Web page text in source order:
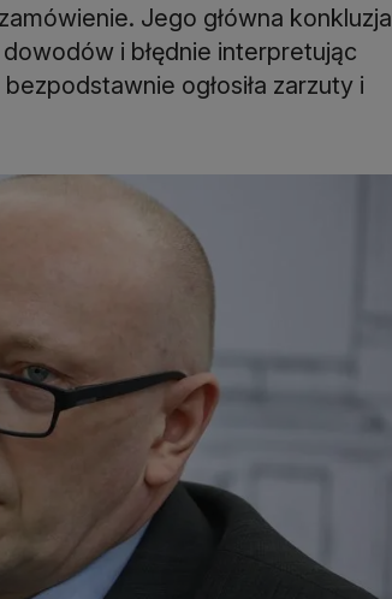
Jego główna konkluzja
i błędnie interpretując
ogłosiła zarzuty i